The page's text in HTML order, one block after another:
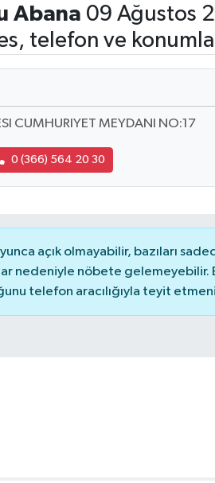
Abana 09 Ağustos
telefon ve
CUMHURIYET MEYDANI NO:17
0 (366) 564 20 30
açık olmayabilir, bazıları
nedeniyle nöbete gelemeyebilir.
telefon aracılığıyla teyit